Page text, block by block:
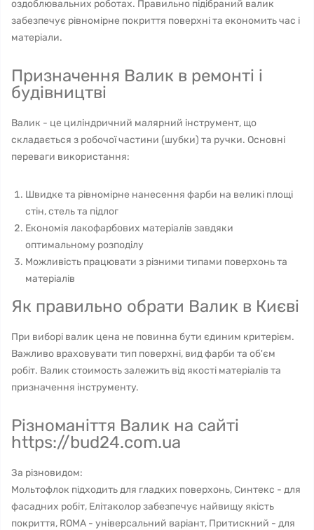
оздоблювальних роботах. Правильно підібраний валик
забезпечує рівномірне покриття поверхні та економить час і
матеріали.
Призначення Валик в ремонті і
будівництві
Валик - це циліндричний малярний інструмент, що
складається з робочої частини (шубки) та ручки. Основні
переваги використання:
Швидке та рівномірне нанесення фарби на великі площі
стін, стель та підлог
Економія лакофарбових матеріалів завдяки
оптимальному розподілу
Можливість працювати з різними типами поверхонь та
матеріалів
Як правильно обрати Валик в Києві
При виборі валик цена не повинна бути єдиним критерієм.
Важливо враховувати тип поверхні, вид фарби та об'єм
робіт. Валик стоимость залежить від якості матеріалів та
призначення інструменту.
Різноманіття Валик на сайті
https://bud24.com.ua
За різновидом:
Мольтофлок підходить для гладких поверхонь, Синтекс - для
фасадних робіт, Елітаколор забезпечує найвищу якість
покриття, ROMA - універсальний варіант, Притискний - для